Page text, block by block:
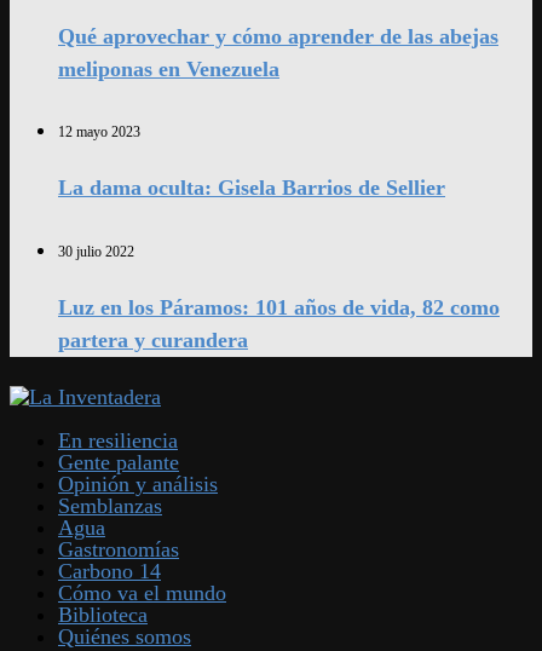
Qué aprovechar y cómo aprender de las abejas
meliponas en Venezuela
12 mayo 2023
La dama oculta: Gisela Barrios de Sellier
30 julio 2022
Luz en los Páramos: 101 años de vida, 82 como
partera y curandera
En resiliencia
Gente palante
Opinión y análisis
Semblanzas
Agua
Gastronomías
Carbono 14
Cómo va el mundo
Biblioteca
Quiénes somos